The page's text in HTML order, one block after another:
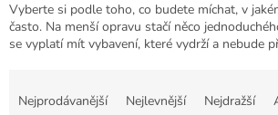
Vyberte si podle toho, co budete míchat, v
často. Na menší opravu stačí něco
se vyplatí mít vybavení, které vydrží a nebude
Nejprodávanější Nejlevnější Nejdražší